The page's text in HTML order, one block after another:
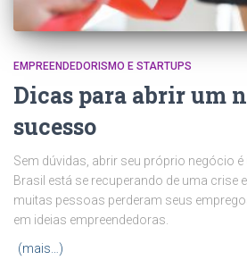
EMPREENDEDORISMO E STARTUPS
Dicas para abrir um
sucesso
Sem dúvidas, abrir seu próprio negócio é
Brasil está se recuperando de uma crise
muitas pessoas perderam seus
em ideias empreendedoras.
(mais…)